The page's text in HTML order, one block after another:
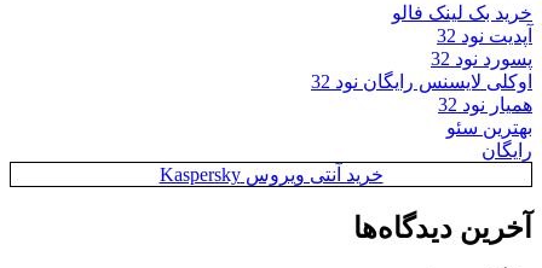
خرید بک لینک فالو
آپدیت نود 32
پسورد نود 32
اوکلی لایسنس رایگان نود 32
همیار نود 32
بهترین سئو
رایگان
خرید آنتی ویروس Kaspersky
آخرین دیدگاه‌ها